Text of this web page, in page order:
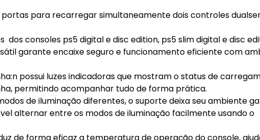
para recarregar simultaneamente dois controles
consoles ps5 digital e disc edition, ps5 slim digital e disc
garante encaixe seguro e funcionamento eficiente com
possui luzes indicadoras que mostram o status de
permitindo acompanhar tudo de forma prática.
de iluminação diferentes, o suporte deixa seu ambiente
alternar entre os modos de iluminação facilmente usando o